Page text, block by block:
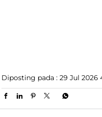
Diposting pada : 29 Jul 2026